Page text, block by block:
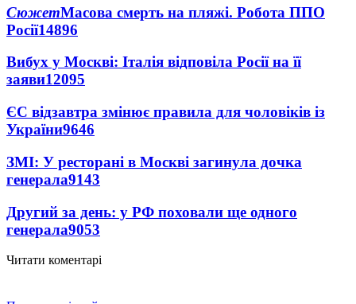
СюжетМасова смерть на пляжі. Робота ППО
Росії14896
Вибух у Москві: Італія відповіла Росії на її
заяви12095
ЄС відзавтра змінює правила для чоловіків із
України9646
ЗМІ: У ресторані в Москві загинула дочка
генерала9143
Другий за день: у РФ поховали ще одного
генерала9053
Читати коментарі